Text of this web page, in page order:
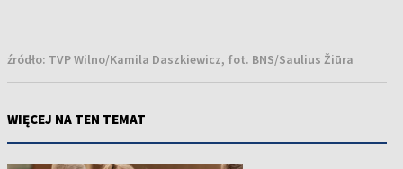
źródło: TVP Wilno/Kamila Daszkiewicz, fot. BNS/Saulius Žiūra
WIĘCEJ NA TEN TEMAT